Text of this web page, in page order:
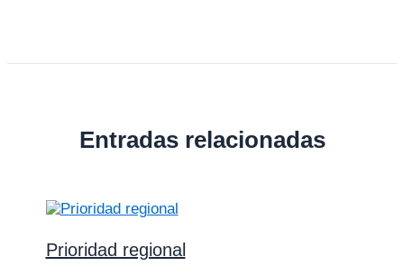
Entradas relacionadas
Prioridad regional